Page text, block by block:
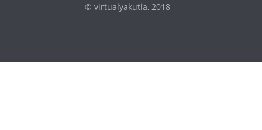
© virtualyakutia, 2018